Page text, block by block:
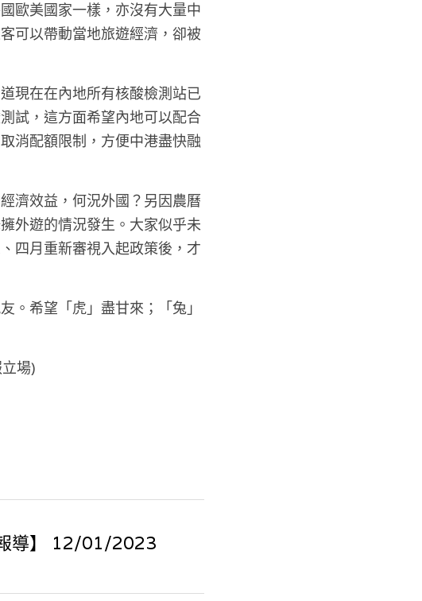
歐美國家一樣，亦沒有大量中
可以帶動當地旅遊經濟，卻被
現在在內地所有核酸檢測站已
試，這方面希望內地可以配合
消配額限制，方便中港盡快融
濟效益，何況外國？另因農曆
外遊的情況發生。大家似乎未
四月重新審視入起政策後，才
。希望「虎」盡甘來；「兔」
場)
報導】 12/01/2023